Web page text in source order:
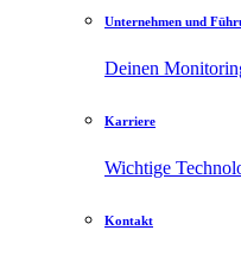
Unternehmen und
Deinen
Karriere
Wichtige
Kontakt